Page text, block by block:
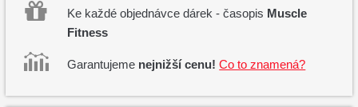
Ke každé objednávce dárek - časopis Muscle
Fitness
Garantujeme nejnižší cenu! Co to znamená?